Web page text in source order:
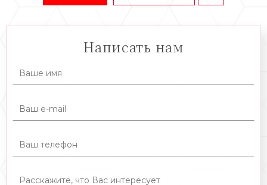
Написать нам